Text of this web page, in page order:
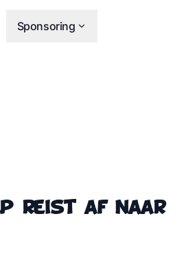
Sponsoring
reist af naar